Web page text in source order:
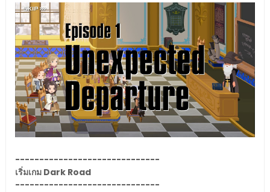
------------------------------
เริ่มเกม Dark Road
------------------------------